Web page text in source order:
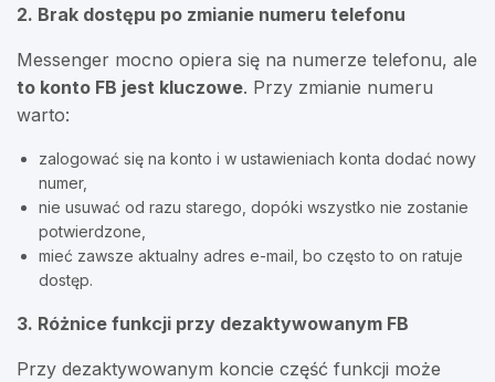
2. Brak dostępu po zmianie numeru telefonu
Messenger mocno opiera się na numerze telefonu, ale
to konto FB jest kluczowe. Przy zmianie numeru
warto:
zalogować się na konto i w ustawieniach konta dodać nowy
numer,
nie usuwać od razu starego, dopóki wszystko nie zostanie
potwierdzone,
mieć zawsze aktualny adres e-mail, bo często to on ratuje
dostęp.
3. Różnice funkcji przy dezaktywowanym FB
Przy dezaktywowanym koncie część funkcji może